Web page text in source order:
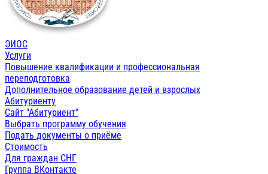
ЭИОС
Услуги
Повышение квалификации и профессиональная
переподготовка
Дополнительное образование детей и взрослых
Абитуриенту
Сайт "Абитуриент"
Выбрать программу обучения
Подать документы о приёме
Стоимость
Для граждан СНГ
Группа ВКонтакте